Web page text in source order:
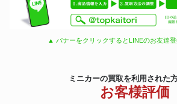
▲ バナーをクリックするとLINEのお友達登
ミニカーの買取を利用された
お客様評価